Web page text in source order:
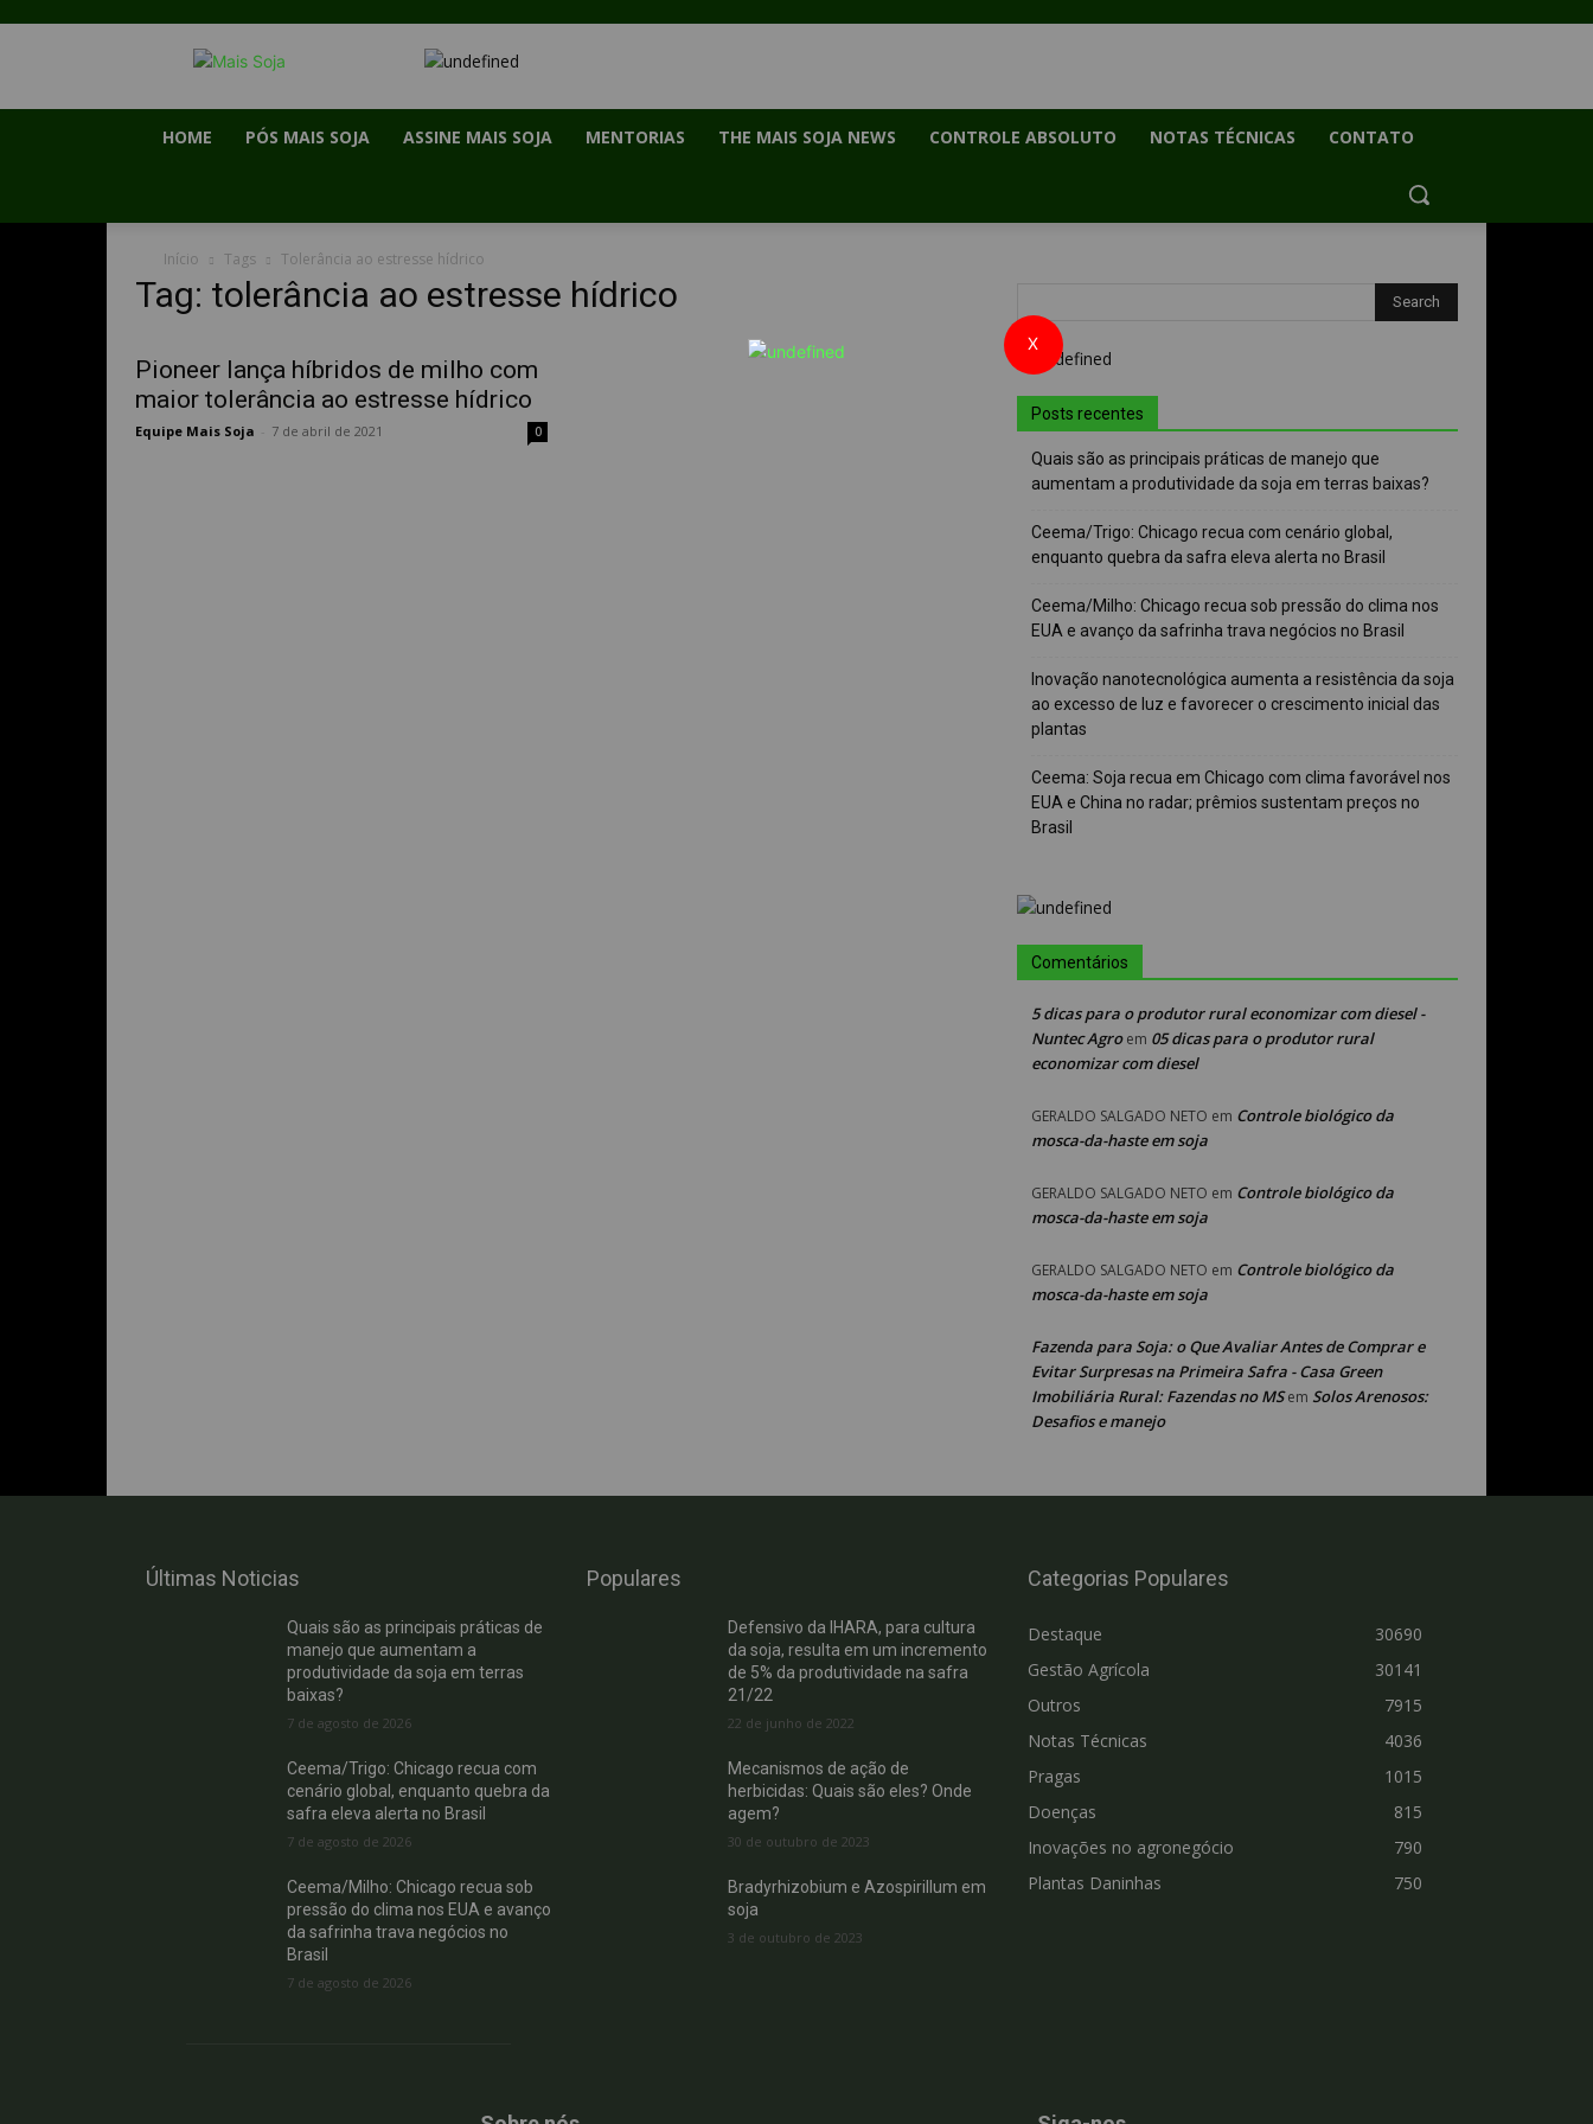
HOME PÓS MAIS SOJA ASSINE MAIS SOJA MENTORIAS THE MAIS SOJA NEWS CONTROLE ABSOLUTO NOTAS TÉCNICAS CONTATO
Início Tags Tolerância ao estresse hídrico
Tag: tolerância ao estresse hídrico
Pioneer lança híbridos de milho com
maior tolerância ao estresse hídrico
Equipe Mais Soja 7 de abril de 2021 0
Posts recentes
Quais são as principais práticas de manejo que
aumentam a produtividade da soja em terras baixas?
Ceema/Trigo: Chicago recua com cenário global,
enquanto quebra da safra eleva alerta no Brasil
Ceema/Milho: Chicago recua sob pressão do clima nos
EUA e avanço da safrinha trava negócios no Brasil
Inovação nanotecnológica aumenta a resistência da soja
ao excesso de luz e favorecer o crescimento inicial das
plantas
Ceema: Soja recua em Chicago com clima favorável nos
EUA e China no radar; prêmios sustentam preços no
Brasil
Comentários
5 dicas para o produtor rural economizar com diesel -
Nuntec Agroem 05 dicas para o produtor rural
economizar com diesel
GERALDO SALGADO NETO em Controle biológico da
mosca-da-haste em soja
GERALDO SALGADO NETO em Controle biológico da
mosca-da-haste em soja
GERALDO SALGADO NETO em Controle biológico da
mosca-da-haste em soja
Fazenda para Soja: o Que Avaliar Antes de Comprar e
Evitar Surpresas na Primeira Safra - Casa Green
Imobiliária Rural: Fazendas no MSem Solos Arenosos:
Desafios e manejo
Últimas Noticias
Quais são as principais práticas de
manejo que aumentam a
produtividade da soja em terras
baixas?
7 de agosto de 2026
Ceema/Trigo: Chicago recua com
cenário global, enquanto quebra da
safra eleva alerta no Brasil
7 de agosto de 2026
Ceema/Milho: Chicago recua sob
pressão do clima nos EUA e avanço
da safrinha trava negócios no
Brasil
7 de agosto de 2026
Populares
Defensivo da IHARA, para cultura
da soja, resulta em um incremento
de 5% da produtividade na safra
21/22
22 de junho de 2022
Mecanismos de ação de
herbicidas: Quais são eles? Onde
agem?
30 de outubro de 2023
Bradyrhizobium e Azospirillum em
soja
3 de outubro de 2023
Categorias Populares
Destaque
30690
Gestão Agrícola
30141
Outros
7915
Notas Técnicas
4036
Pragas
1015
Doenças
815
Inovações no agronegócio
790
Plantas Daninhas
750
X